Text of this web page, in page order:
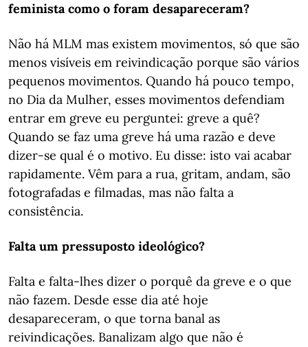
feminista como o foram desapareceram?
Não há MLM mas existem movimentos, só que são
menos visíveis em reivindicação porque são vários
pequenos movimentos. Quando há pouco tempo,
no Dia da Mulher, esses movimentos defendiam
entrar em greve eu perguntei: greve a quê?
Quando se faz uma greve há uma razão e deve
dizer-se qual é o motivo. Eu disse: isto vai acabar
rapidamente. Vêm para a rua, gritam, andam, são
fotografadas e filmadas, mas não falta a
consistência.
Falta um pressuposto ideológico?
Falta e falta-lhes dizer o porquê da greve e o que
não fazem. Desde esse dia até hoje
desapareceram, o que torna banal as
reivindicações. Banalizam algo que não é